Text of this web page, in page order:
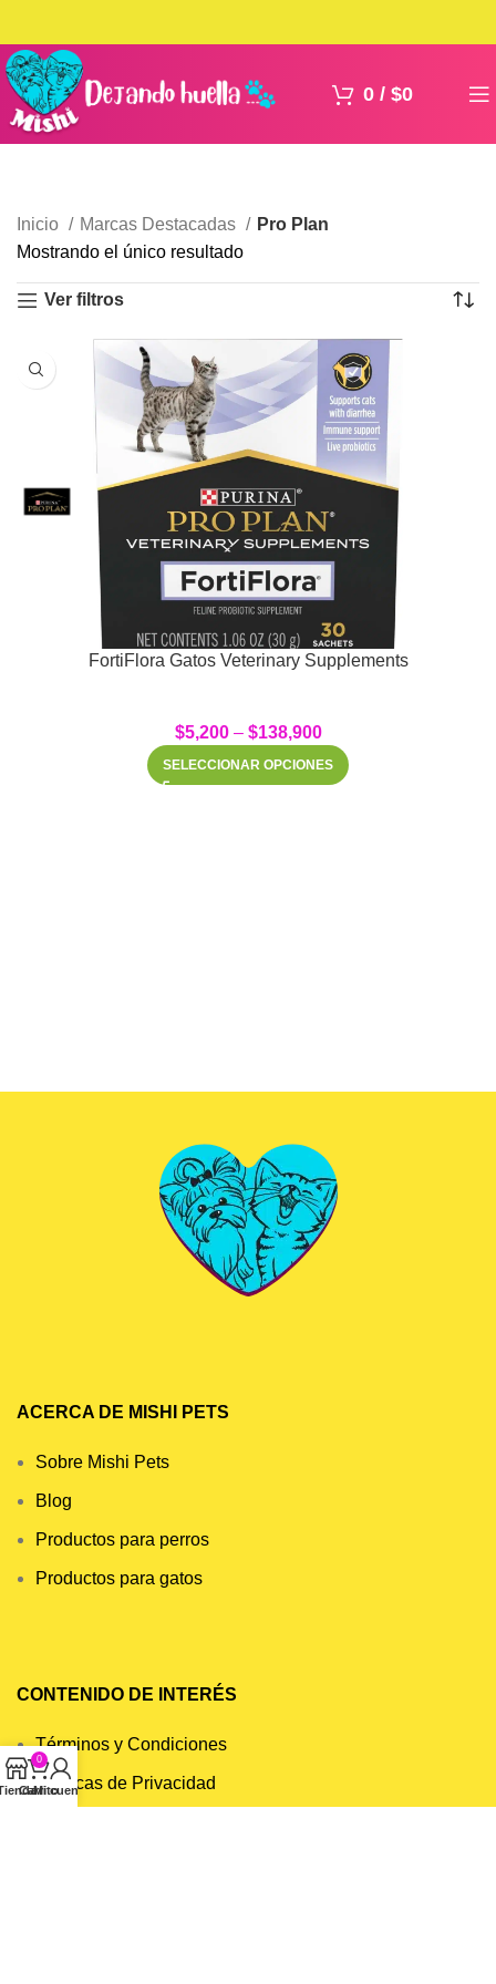
0 / $0
Inicio Marcas Destacadas
Pro Plan
Mostrando el único resultado
Ver filtros
FortiFlora Gatos Veterinary Supplements
$5,200– $138,900
SELECCIONAR OPCIONES
ACERCA DE MISHI PETS
Sobre Mishi Pets
Blog
Productos para perros
Productos para gatos
CONTENIDO DE INTERÉS
Términos y Condiciones
Políticas de Privacidad
0
Carrito
Mi cuenta